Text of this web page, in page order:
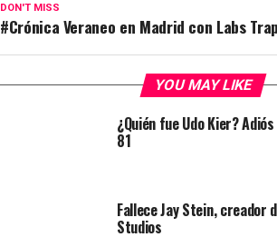
DON'T MISS
#Crónica Veraneo en Madrid con Labs
YOU MAY LIKE
¿Quién fue Udo Kier?
81
Fallece Jay Stein, creador
Studios